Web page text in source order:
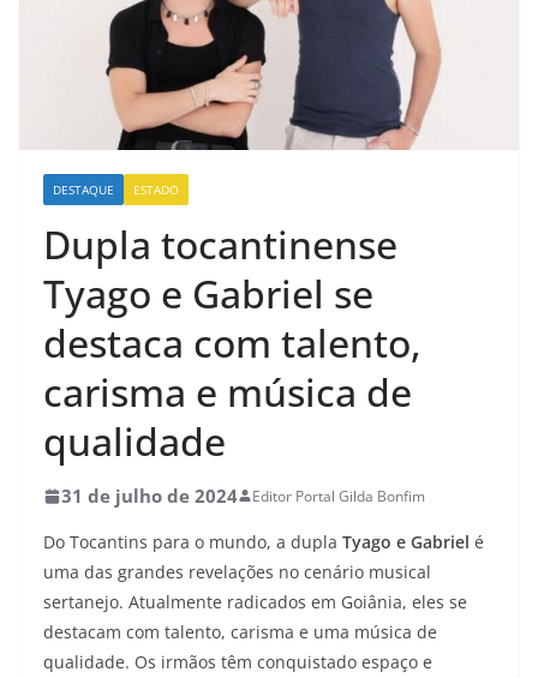
DESTAQUE ESTADO
Dupla tocantinense
Tyago e Gabriel se
destaca com talento,
carisma e música de
qualidade
31 de julho de 2024 Editor Portal Gilda Bonfim
Do Tocantins para o mundo, a dupla Tyago e Gabriel é
uma das grandes revelações no cenário musical
sertanejo. Atualmente radicados em Goiânia, eles se
destacam com talento, carisma e uma música de
qualidade. Os irmãos têm conquistado espaço e